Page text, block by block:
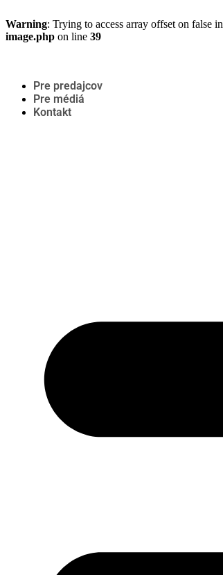
Warning: Trying to access array offset on false in
image.php on line 39
Pre predajcov
Pre médiá
Kontakt